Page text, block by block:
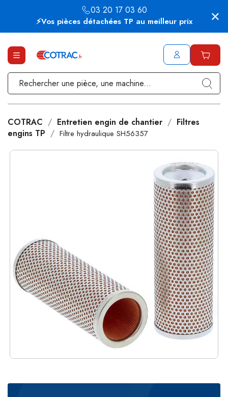
⚡Vos pièces détachées TP au meilleur prix
03 20 17 03 60
COTRAC Entretien engin de chantier
Filtres
engins TP
Filtre hydraulique SH56357